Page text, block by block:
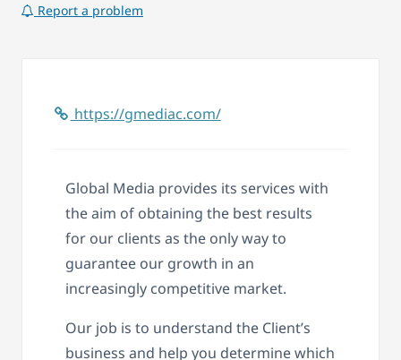
Report a problem
https://gmediac.com/
Global Media provides its services with
the aim of obtaining the best results
for our clients as the only way to
guarantee our growth in an
increasingly competitive market.
Our job is to understand the Client’s
business and help you determine which